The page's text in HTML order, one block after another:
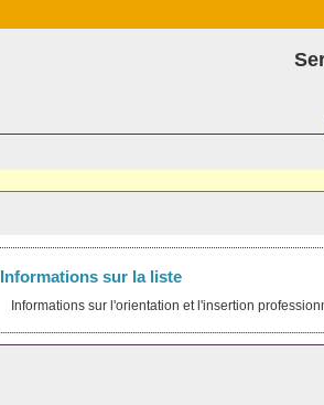
Informations sur la liste
Informations sur l'orientation et l'insertion